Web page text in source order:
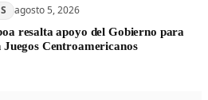
agosto 5, 2026
resalta apoyo del Gobierno para
Centroamericanos